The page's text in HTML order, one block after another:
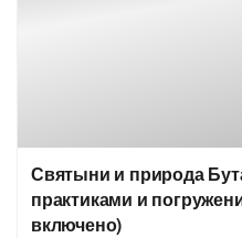
Святыни и природа
практиками и
включено)